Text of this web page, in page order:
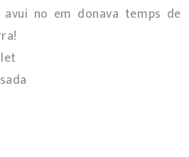
no em donava temps de